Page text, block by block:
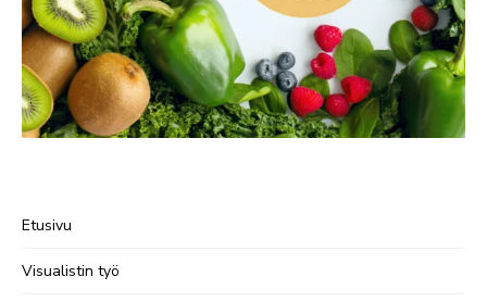
Etusivu
Visualistin työ